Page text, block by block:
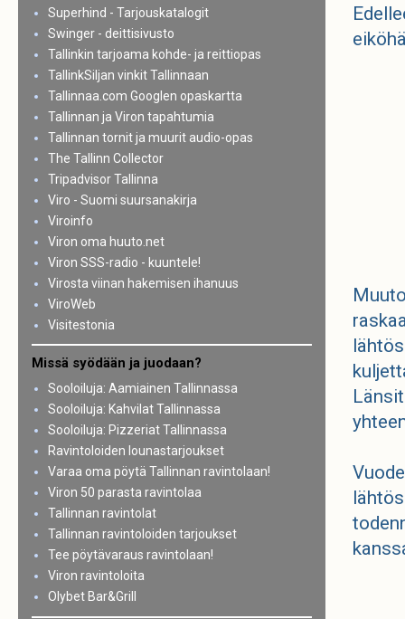
Superhind - Tarjouskatalogit
Swinger - deittisivusto
Tallinkin tarjoama kohde- ja reittiopas
TallinkSiljan vinkit Tallinnaan
Tallinnaa.com Googlen opaskartta
Tallinnan ja Viron tapahtumia
Tallinnan tornit ja muurit audio-opas
The Tallinn Collector
Tripadvisor Tallinna
Viro - Suomi suursanakirja
Viroinfo
Viron oma huuto.net
Viron SSS-radio - kuuntele!
Virosta viinan hakemisen ihanuus
ViroWeb
Visitestonia
Missä syödään ja juodaan?
Sooloiluja: Aamiainen Tallinnassa
Sooloiluja: Kahvilat Tallinnassa
Sooloiluja: Pizzeriat Tallinnassa
Ravintoloiden lounastarjoukset
Varaa oma pöytä Tallinnan ravintolaan!
Viron 50 parasta ravintolaa
Tallinnan ravintolat
Tallinnan ravintoloiden tarjoukset
Tee pöytävaraus ravintolaan!
Viron ravintoloita
Olybet Bar&Grill